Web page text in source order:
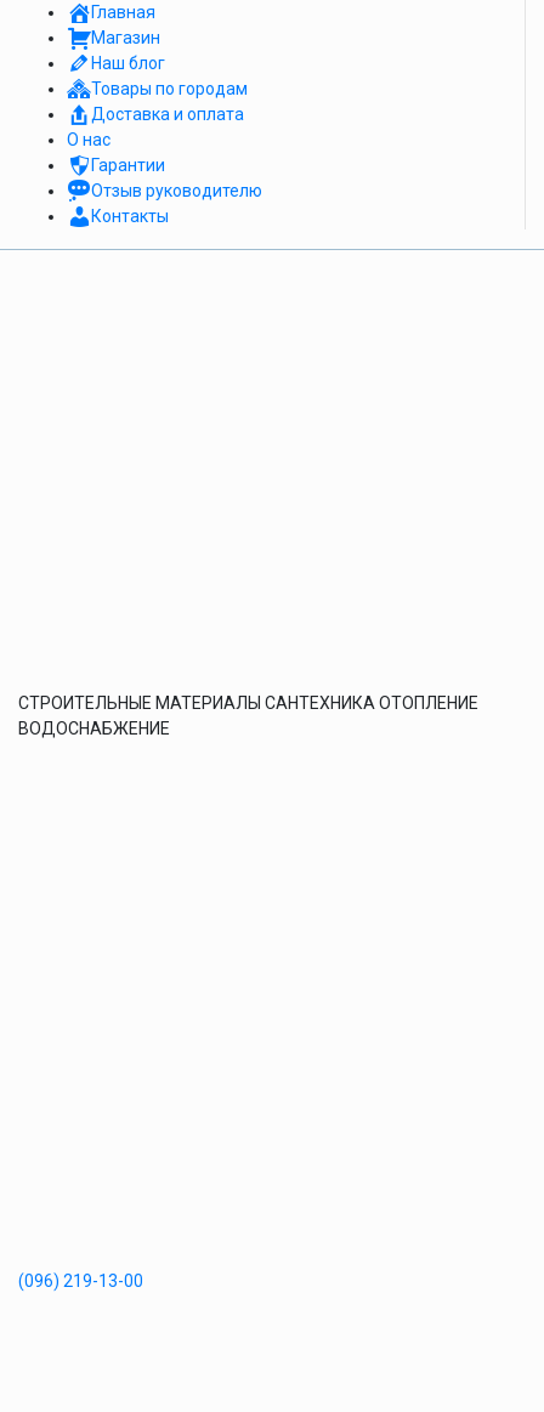
Главная
Магазин
Наш блог
Товары по городам
Доставка и оплата
О нас
Гарантии
Отзыв руководителю
Контакты
СТРОИТЕЛЬНЫЕ МАТЕРИАЛЫ САНТЕХНИКА ОТОПЛЕНИЕ
ВОДОСНАБЖЕНИЕ
(096) 219-13-00